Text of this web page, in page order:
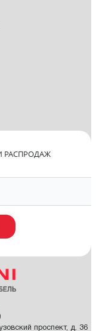
РАСПРОДАЖ
проспект, д. 36